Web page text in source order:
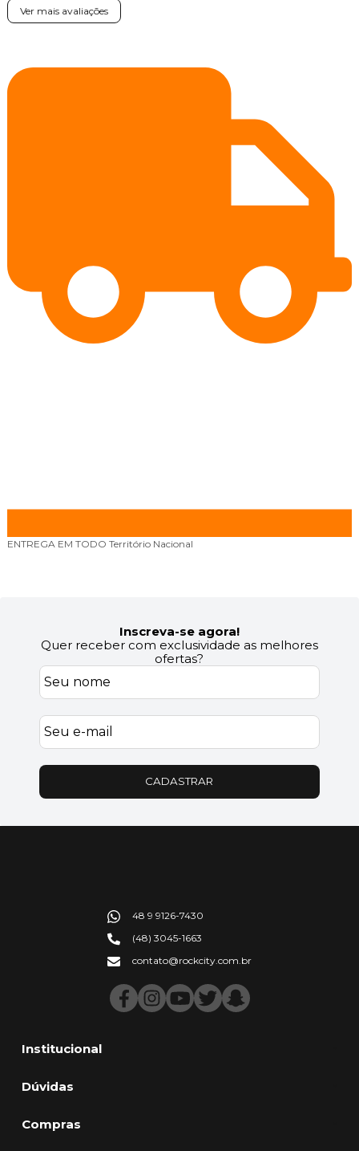
Ver mais avaliações
ENTREGA EM TODO Território Nacional
Inscreva-se agora!
Quer receber com exclusividade as melhores
ofertas?
CADASTRAR
Institucional
Dúvidas
Compras
48 9 9126-7430
(48) 3045-1663
contato@rockcity.com.br